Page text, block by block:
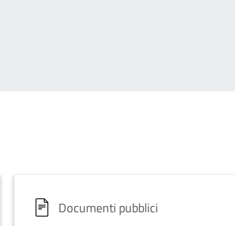
Documenti pubblici